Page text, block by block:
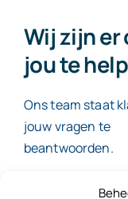
Wij zijn er
jou te
Ons team staat
jouw vragen te
beantwoorden.